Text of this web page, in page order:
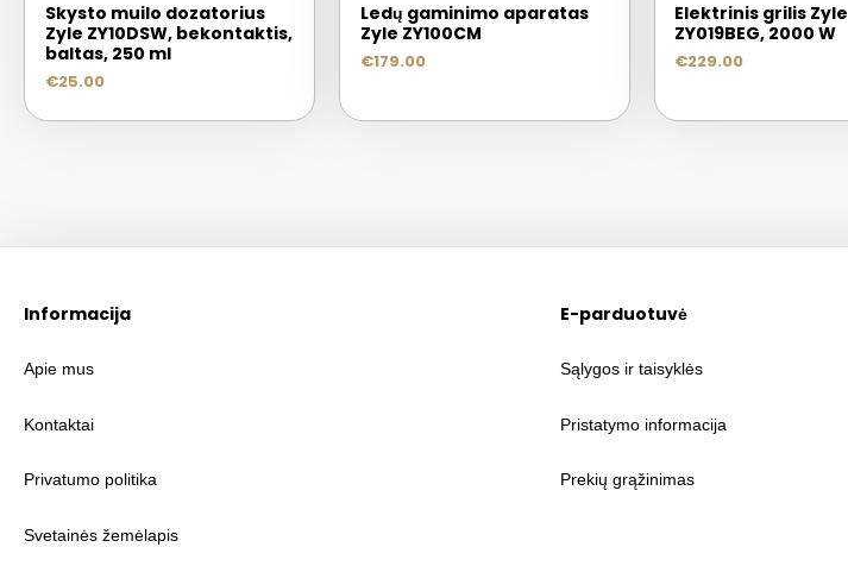
Skysto muilo dozatorius
Zyle ZY10DSW, bekontaktis,
baltas, 250 ml
€25.00
Ledų gaminimo aparatas
Zyle ZY100CM
€179.00
Elektrinis grilis Zyle
ZY019BEG, 2000 W
€229.00
Informacija
Apie mus
Kontaktai
Privatumo politika
Svetainės žemėlapis
E-parduotuvė
Sąlygos ir taisyklės
Pristatymo informacija
Prekių grąžinimas